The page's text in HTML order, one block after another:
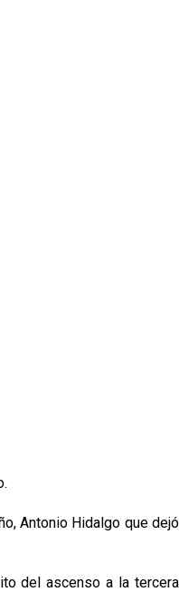
Antonio Hidalgo que dejó
del ascenso a la tercera